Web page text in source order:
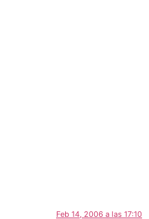
Feb 14, 2006 a las 17:10